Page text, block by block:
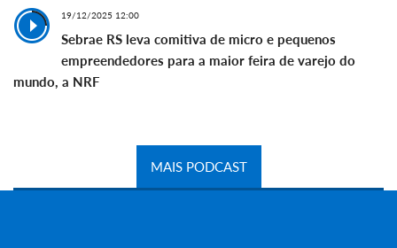
19/12/2025 12:00
Sebrae RS leva comitiva de micro e pequenos
empreendedores para a maior feira de varejo do
mundo, a NRF
MAIS PODCAST